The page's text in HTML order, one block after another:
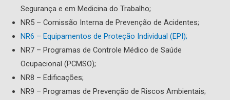
Segurança e em Medicina do Trabalho;
NR5 – Comissão Interna de Prevenção de Acidentes;
NR6 – Equipamentos de Proteção Individual (EPI);
NR7 – Programas de Controle Médico de Saúde
Ocupacional (PCMSO);
NR8 – Edificações;
NR9 – Programas de Prevenção de Riscos Ambientais;